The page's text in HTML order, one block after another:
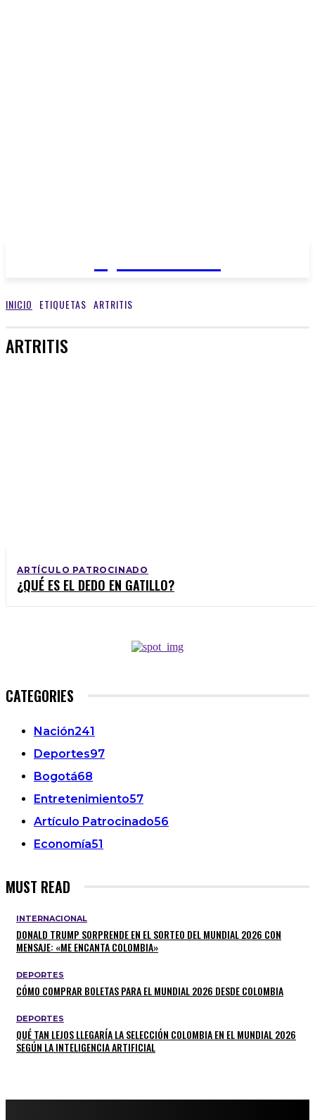
INICIO ETIQUETAS ARTRITIS
ARTRITIS
ARTÍCULO PATROCINADO
¿QUÉ ES EL DEDO EN GATILLO?
CATEGORIES
Nación241
Deportes97
Bogotá68
Entretenimiento57
Artículo Patrocinado56
Economía51
MUST READ
INTERNACIONAL
DONALD TRUMP SORPRENDE EN EL SORTEO DEL MUNDIAL 2026 CON
MENSAJE: «ME ENCANTA COLOMBIA»
DEPORTES
CÓMO COMPRAR BOLETAS PARA EL MUNDIAL 2026 DESDE COLOMBIA
DEPORTES
QUÉ TAN LEJOS LLEGARÍA LA SELECCIÓN COLOMBIA EN EL MUNDIAL 2026
SEGÚN LA INTELIGENCIA ARTIFICIAL